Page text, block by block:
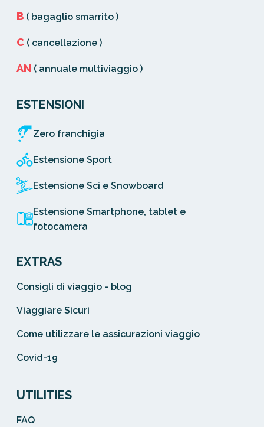
B ( bagaglio smarrito )
C ( cancellazione )
AN ( annuale multiviaggio )
ESTENSIONI
Zero franchigia
Estensione Sport
Estensione Sci e Snowboard
Estensione Smartphone, tablet e
fotocamera
EXTRAS
Consigli di viaggio - blog
Viaggiare Sicuri
Come utilizzare le assicurazioni viaggio
Covid-19
UTILITIES
FAQ